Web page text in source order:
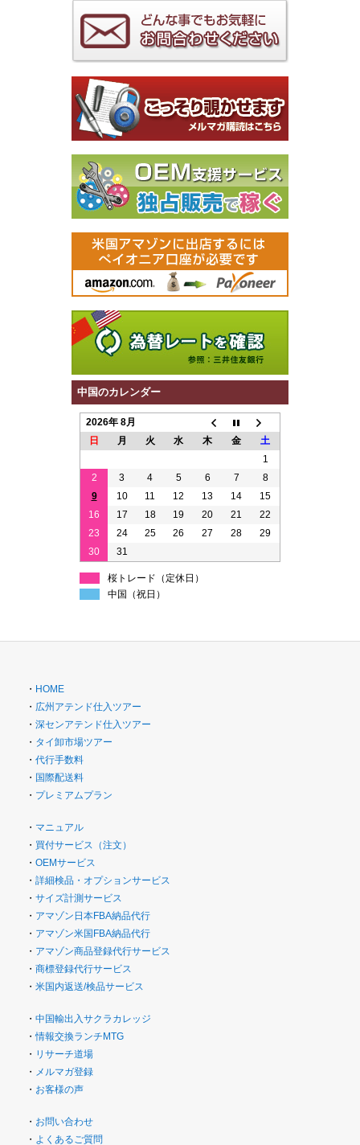
中国のカレンダー
2026年 8月
日
月 火 水 木 金
土
1
2
3 4 5 6 7
8
9
10 11 12 13 14
15
16
17 18 19 20 21
22
23
24 25 26 27 28
29
30
31
桜トレード（定休日）
中国（祝日）
・ HOME
・ 広州アテンド仕入ツアー
・ 深センアテンド仕入ツアー
・ タイ卸市場ツアー
・ 代行手数料
・ 国際配送料
・ プレミアムプラン
・ マニュアル
・ 買付サービス（注文）
・ OEMサービス
・ 詳細検品・オプションサービス
・ サイズ計測サービス
・ アマゾン日本FBA納品代行
・ アマゾン米国FBA納品代行
・ アマゾン商品登録代行サービス
・ 商標登録代行サービス
・ 米国内返送/検品サービス
・ 中国輸出入サクラカレッジ
・情報交換ランチMTG
・ リサーチ道場
・ メルマガ登録
・ お客様の声
・ お問い合わせ
・ よくあるご質問